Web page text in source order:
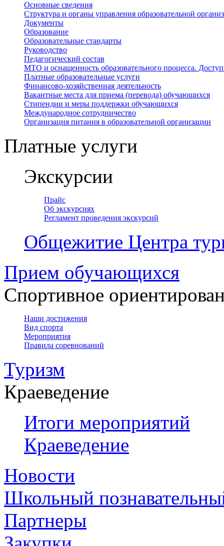
Основные сведения
Структура и органы управления образовательной
Документы
Образование
Образовательные стандарты
Руководство
Педагогический состав
МТО и оснащенность образовательного процесса.
Платные образовательные услуги
Финансово-хозяйственная деятельность
Вакантные места для приема (перевода) обучающихся
Стипендии и меры поддержки обучающихся
Международное сотрудничество
Организация питания в образовательной организации
Платные услуги
Экскурсии
Прайс
Об экскурсиях
Регламент проведения экскурсий
Общежитие Центра
Прием обучающихся
Спортивное
Наши достижения
Вид спорта
Мероприятия
Правила соревнований
Туризм
Краеведение
Итоги мероприятий
Краеведение
Новости
Школьный
Партнеры